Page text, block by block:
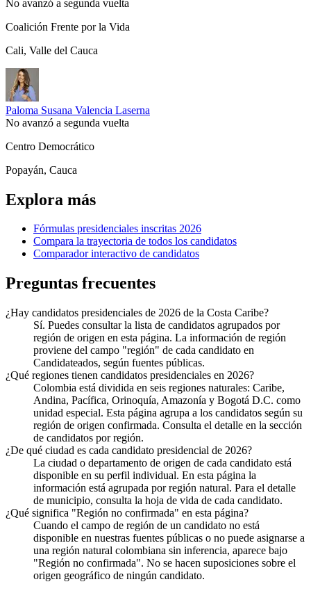
No avanzó a segunda vuelta
Coalición Frente por la Vida
Cali, Valle del Cauca
Paloma Susana Valencia Laserna
No avanzó a segunda vuelta
Centro Democrático
Popayán, Cauca
Explora más
Fórmulas presidenciales inscritas 2026
Compara la trayectoria de todos los candidatos
Comparador interactivo de candidatos
Preguntas frecuentes
¿Hay candidatos presidenciales de 2026 de la Costa Caribe?
Sí. Puedes consultar la lista de candidatos agrupados por
región de origen en esta página. La información de región
proviene del campo "región" de cada candidato en
Candidateados, según fuentes públicas.
¿Qué regiones tienen candidatos presidenciales en 2026?
Colombia está dividida en seis regiones naturales: Caribe,
Andina, Pacífica, Orinoquía, Amazonía y Bogotá D.C. como
unidad especial. Esta página agrupa a los candidatos según su
región de origen confirmada. Consulta el detalle en la sección
de candidatos por región.
¿De qué ciudad es cada candidato presidencial de 2026?
La ciudad o departamento de origen de cada candidato está
disponible en su perfil individual. En esta página la
información está agrupada por región natural. Para el detalle
de municipio, consulta la hoja de vida de cada candidato.
¿Qué significa "Región no confirmada" en esta página?
Cuando el campo de región de un candidato no está
disponible en nuestras fuentes públicas o no puede asignarse a
una región natural colombiana sin inferencia, aparece bajo
"Región no confirmada". No se hacen suposiciones sobre el
origen geográfico de ningún candidato.